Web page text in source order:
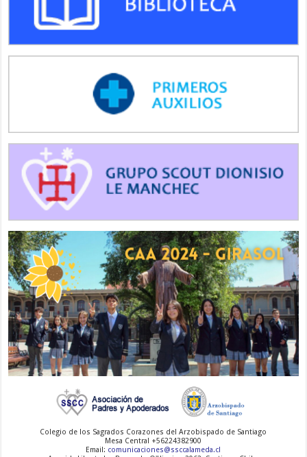
Colegio de los Sagrados Corazones del Arzobispado de Santiago
Mesa Central +56224382900
Email: comunicaciones@ssccalameda.cl